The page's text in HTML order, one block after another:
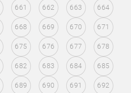
661 662 663 664
668 669 670 671
675 676 677 678
682 683 684 685
689 690 691 692